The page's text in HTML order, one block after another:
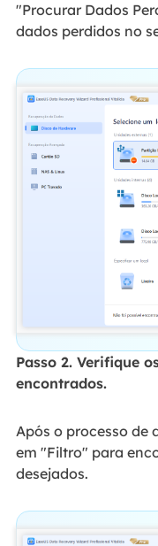
"Procurar Dados
dados perdidos no
Passo 2. Verifique
encontrados.
Após o processo de
em "Filtro" para
desejados.